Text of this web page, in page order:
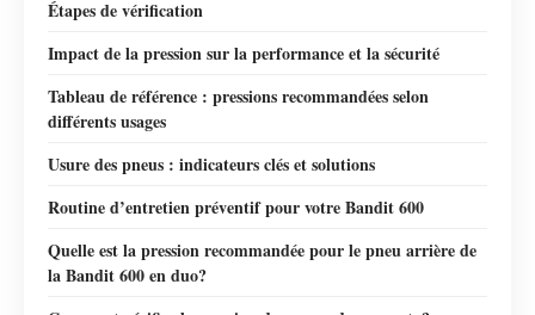
Étapes de vérification
Impact de la pression sur la performance et la sécurité
Tableau de référence : pressions recommandées selon
différents usages
Usure des pneus : indicateurs clés et solutions
Routine d’entretien préventif pour votre Bandit 600
Quelle est la pression recommandée pour le pneu arrière de
la Bandit 600 en duo?